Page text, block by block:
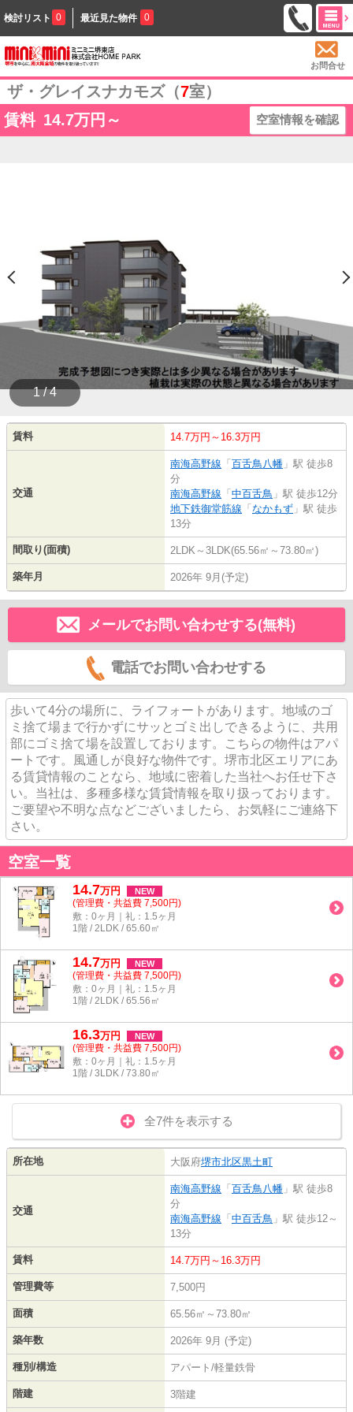
検討リスト 0 最近見た物件 0
お問合せ
ザ・グレイスナカモズ（7室）
賃料 14.7万円～ 空室情報を確認
1 / 4
賃料 14.7万円～16.3万円
交通
南海高野線 「 百舌鳥八幡 」駅 徒歩8
分
南海高野線 「 中百舌鳥 」駅 徒歩12分
地下鉄御堂筋線 「 なかもず 」駅 徒歩
13分
間取り(面積) 2LDK～3LDK(65.56㎡～73.80㎡)
築年月 2026年 9月(予定)
メールでお問い合わせする(無料)
電話でお問い合わせする
歩いて4分の場所に、ライフォートがあります。地域のゴ
ミ捨て場まで行かずにサッとゴミ出しできるように、共用
部にゴミ捨て場を設置しております。こちらの物件はアパ
ートです。風通しが良好な物件です。堺市北区エリアにあ
る賃貸情報のことなら、地域に密着した当社へお任せ下さ
い。当社は、多種多様な賃貸情報を取り扱っております。
ご要望や不明な点などございましたら、お気軽にご連絡下
さい。
空室一覧
14.7万円 NEW
(管理費・共益費 7,500円)
敷：0ヶ月｜礼：1.5ヶ月
1階 / 2LDK / 65.60㎡
14.7万円 NEW
(管理費・共益費 7,500円)
敷：0ヶ月｜礼：1.5ヶ月
1階 / 2LDK / 65.56㎡
16.3万円 NEW
(管理費・共益費 7,500円)
敷：0ヶ月｜礼：1.5ヶ月
1階 / 3LDK / 73.80㎡
全7件を表示する
所在地 大阪府堺市北区黒土町
交通
南海高野線 「 百舌鳥八幡 」駅 徒歩8
分
南海高野線 「 中百舌鳥 」駅 徒歩12～
13分
賃料 14.7万円～16.3万円
管理費等 7,500円
面積 65.56㎡～73.80㎡
築年数 2026年 9月 (予定)
種別/構造 アパート/軽量鉄骨
階建 3階建